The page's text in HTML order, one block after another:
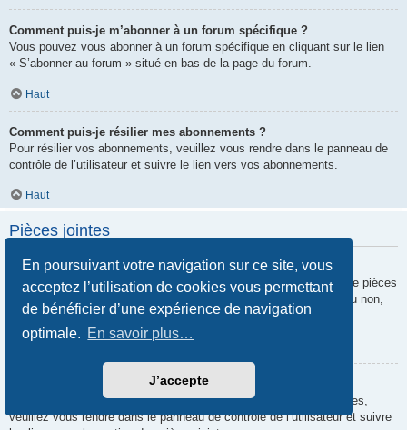
En poursuivant votre navigation sur ce site, vous
acceptez l’utilisation de cookies vous permettant
de bénéficier d’une expérience de navigation
optimale. En savoir plus…
J’accepte
Comment puis-je m’abonner à un forum spécifique ?
Vous pouvez vous abonner à un forum spécifique en cliquant sur le lien
« S’abonner au forum » situé en bas de la page du forum.
Haut
Comment puis-je résilier mes abonnements ?
Pour résilier vos abonnements, veuillez vous rendre dans le panneau de
contrôle de l’utilisateur et suivre le lien vers vos abonnements.
Haut
Pièces jointes
Quelles pièces jointes sont autorisées sur ce forum ?
Chaque administrateur peut autoriser ou interdire certains types de pièces
jointes. Si vous n’êtes pas certain de savoir ce qui est autorisé ou non,
nous vous invitons à contacter un administrateur du forum.
Comment puis-je retrouver toutes mes pièces jointes ?
Pour retrouver la liste des pièces jointes que vous avez transférées,
veuillez vous rendre dans le panneau de contrôle de l’utilisateur et suivre